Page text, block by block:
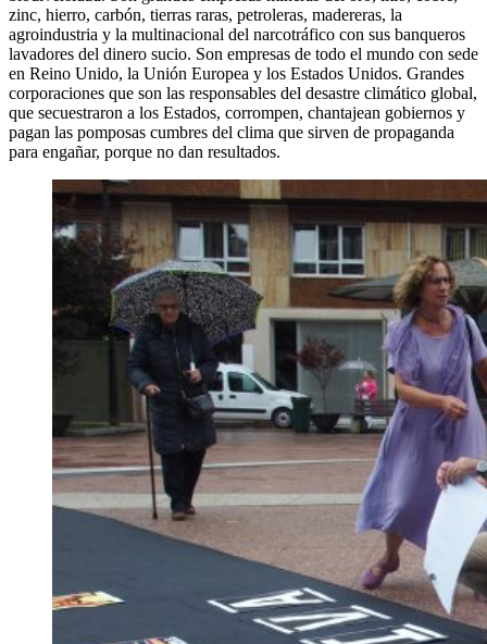
zinc, hierro, carbón, tierras raras, petroleras, madereras, la
agroindustria y la multinacional del narcotráfico con sus banqueros
lavadores del dinero sucio. Son empresas de todo el mundo con sede
en Reino Unido, la Unión Europea y los Estados Unidos. Grandes
corporaciones que son las responsables del desastre climático global,
que secuestraron a los Estados, corrompen, chantajean gobiernos y
pagan las pomposas cumbres del clima que sirven de propaganda
para engañar, porque no dan resultados.